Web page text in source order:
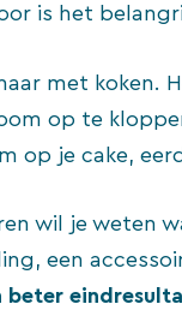
is het
met koken.
op te
op je cake,
wil je weten
een
beter